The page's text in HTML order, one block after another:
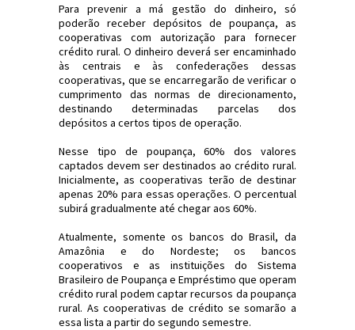
Para prevenir a má gestão do dinheiro, só
poderão receber depósitos de poupança, as
cooperativas com autorização para fornecer
crédito rural. O dinheiro deverá ser encaminhado
às centrais e às confederações dessas
cooperativas, que se encarregarão de verificar o
cumprimento das normas de direcionamento,
destinando determinadas parcelas dos
depósitos a certos tipos de operação.
Nesse tipo de poupança, 60% dos valores
captados devem ser destinados ao crédito rural.
Inicialmente, as cooperativas terão de destinar
apenas 20% para essas operações. O percentual
subirá gradualmente até chegar aos 60%.
Atualmente, somente os bancos do Brasil, da
Amazônia e do Nordeste; os bancos
cooperativos e as instituições do Sistema
Brasileiro de Poupança e Empréstimo que operam
crédito rural podem captar recursos da poupança
rural. As cooperativas de crédito se somarão a
essa lista a partir do segundo semestre.